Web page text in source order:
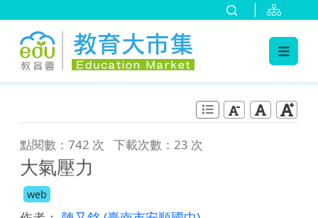
點閱數：742 次 下載次數：23 次
大氣壓力
web